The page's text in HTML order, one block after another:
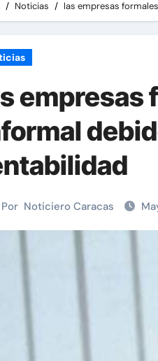
Noticias las empresas
empresas
Por Noticiero Caracas